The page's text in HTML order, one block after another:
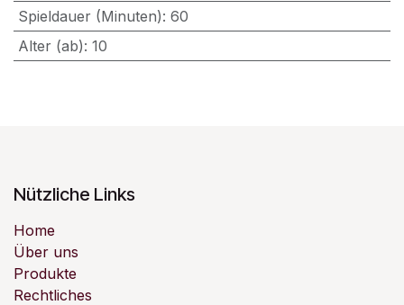
Spieldauer (Minuten): 60
Alter (ab): 10
Nützliche Links
Home
Über uns
Produkte
Rechtliches